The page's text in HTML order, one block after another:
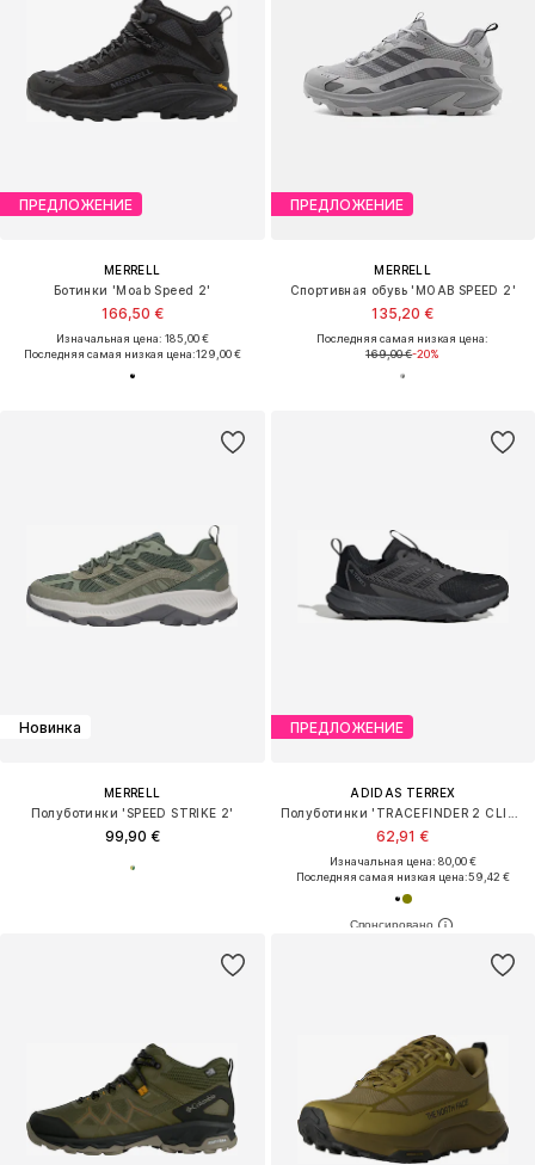
ПРЕДЛОЖЕНИЕ
MERRELL
Ботинки 'Moab Speed 2'
166,50 €
Изначальная цена: 185,00 €
Последняя самая низкая цена:129,00 €
ПРЕДЛОЖЕНИЕ
MERRELL
Спортивная обувь 'MOAB SPEED 2'
135,20 €
Последняя самая низкая цена:
169,00 €-20%
Новинка
MERRELL
Полуботинки 'SPEED STRIKE 2'
99,90 €
ПРЕДЛОЖЕНИЕ
ADIDAS TERREX
Полуботинки 'TRACEFINDER 2 CLIMA'
62,91 €
Изначальная цена: 80,00 €
Последняя самая низкая цена:59,42 €